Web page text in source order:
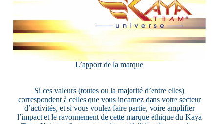
L’apport de la marque
Si ces valeurs (toutes ou la majorité d’entre elles)
correspondent à celles que vous incarnez dans votre secteur
d’activités, et si vous voulez faire partie, voire amplifier
l’impact et le rayonnement de cette marque éthique du Kaya